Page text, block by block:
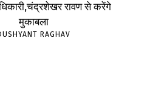
रावण से करेंगे
मुकाबला
RAGHAV